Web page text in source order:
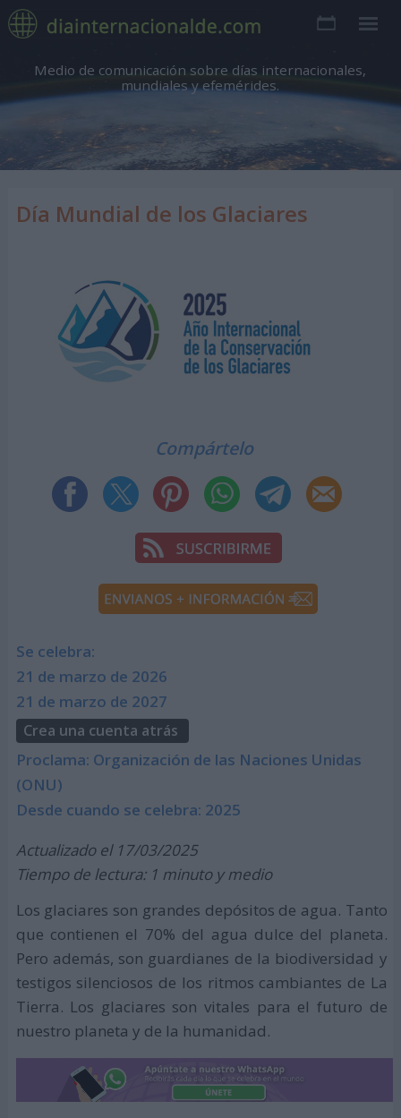
Medio de comunicación sobre días internacionales,
mundiales y efemérides.
Día Mundial de los Glaciares
Compártelo
Se celebra:
21 de marzo de 2026
21 de marzo de 2027
Crea una cuenta atrás
Proclama: Organización de las Naciones Unidas
(ONU)
Desde cuando se celebra: 2025
Actualizado el 17/03/2025
Tiempo de lectura: 1 minuto y medio
Los glaciares son grandes depósitos de agua. Tanto
que contienen el 70% del agua dulce del planeta.
Pero además, son guardianes de la biodiversidad y
testigos silenciosos de los ritmos cambiantes de La
Tierra. Los glaciares son vitales para el futuro de
nuestro planeta y de la humanidad.